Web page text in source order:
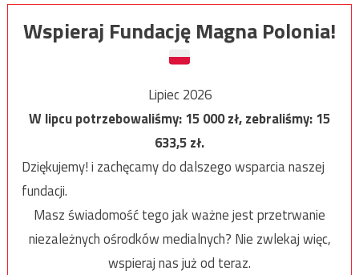
Wspieraj Fundację Magna Polonia!
Lipiec 2026
W lipcu potrzebowaliśmy:15 000zł, zebraliśmy:15
633,5zł.
Dziękujemy! i zachęcamy do dalszego wsparcia naszej
fundacji.
Masz świadomość tego jak ważne jest przetrwanie
niezależnych ośrodków medialnych? Nie zwlekaj więc,
wspieraj nas już od teraz.